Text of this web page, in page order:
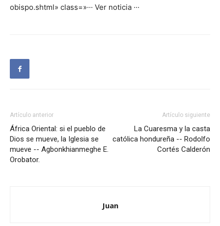
obispo.shtml» class=»··· Ver noticia ···
Artículo anterior
África Oriental: si el pueblo de
Dios se mueve, la Iglesia se
mueve -- Agbonkhianmeghe E.
Orobator.
Artículo siguiente
La Cuaresma y la casta
católica hondureña -- Rodolfo
Cortés Calderón
Juan